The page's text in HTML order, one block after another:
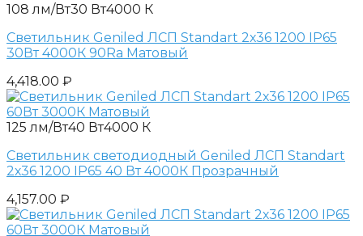
108 лм/Вт30 Вт4000 К
Светильник Geniled ЛСП Standart 2х36 1200 IP65
30Вт 4000К 90Ra Матовый
4,418.00 ₽
125 лм/Вт40 Вт4000 К
Светильник светодиодный Geniled ЛСП Standart
2х36 1200 IP65 40 Вт 4000К Прозрачный
4,157.00 ₽